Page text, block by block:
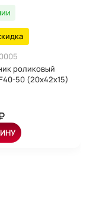
роликовый
50 (20x42x15)